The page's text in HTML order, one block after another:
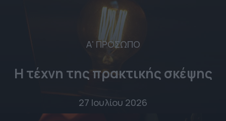
Α' ΠΡΟΣΩΠΟ
Η τέχνη της πρακτικής σκέψης
27 Ιουλίου 2026